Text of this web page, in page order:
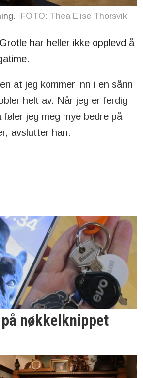
FOTO: Thea Elise Thorsvik
har heller ikke opplevd å
at jeg kommer inn i en sånn
helt av. Når jeg er ferdig
føler jeg meg mye bedre på
avslutter han.
nøkkelknippet